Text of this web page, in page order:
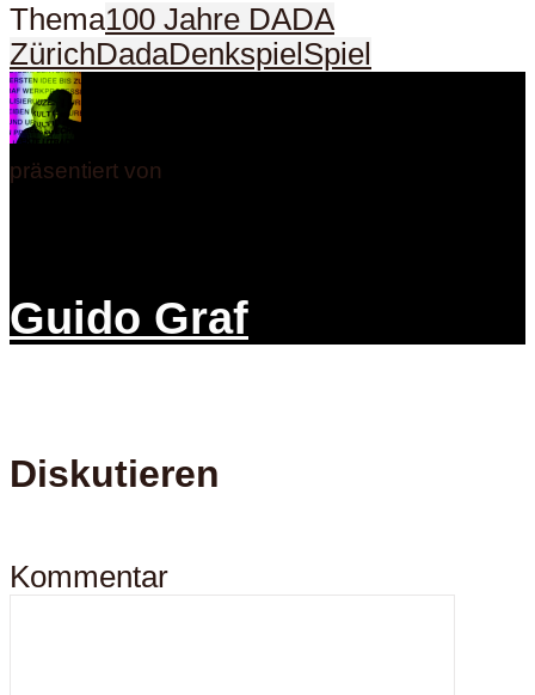
Thema100 Jahre DADA
ZürichDadaDenkspiel Spiel
präsentiert von
Guido Graf
Diskutieren
Kommentar